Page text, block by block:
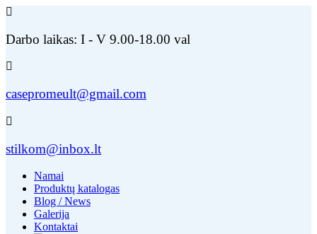
Darbo laikas: I - V 9.00-18.00 val
casepromeult@gmail.com
stilkom@inbox.lt
Namai
Produktų katalogas
Blog / News
Galerija
Kontaktai